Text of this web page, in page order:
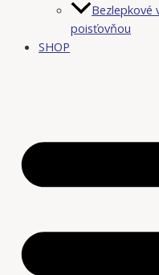
Bezlepkové
poisťovňou
SHOP